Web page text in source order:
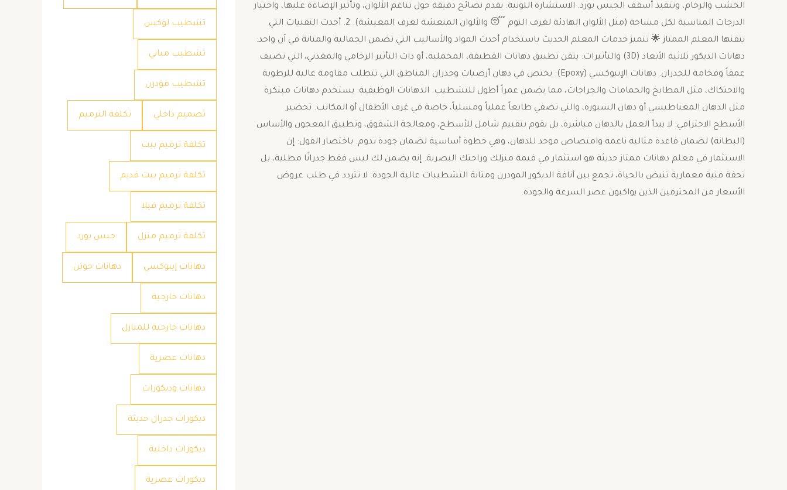
الخشب والرخام، وتنفيذ أسقف الجبس بورد. الاستشارة اللونية: يقدم نصائح دقيقة حول تناغم الألوان، وتأثير الإضاءة عليها، واختيار
الدرجات المناسبة لكل مساحة (مثل الألوان الهادئة لغرف النوم 😴 والألوان المنعشة لغرف المعيشة). ​2. أحدث التقنيات التي
يتقنها المعلم الممتاز 🌟 ​تتميز خدمات المعلم الحديث باستخدام أحدث المواد والأساليب التي تضمن الجمالية والمتانة في آن واحد: ​
دهانات الديكور ثلاثية الأبعاد (3D) والتأثيرات: يتقن تطبيق دهانات القطيفة، المخملية، أو ذات التأثير الرخامي والمعدني، التي تضيف
عمقاً وفخامة للجدران. دهانات الإيبوكسي (Epoxy): يختص في دهان أرضيات وجدران المناطق التي تتطلب مقاومة عالية للرطوبة
والاحتكاك، مثل المطابخ والحمامات والجراجات، مما يضمن عمراً أطول للتشطيب. ​الدهانات الوظيفية: يستخدم دهانات مبتكرة
مثل الدهان المغناطيسي أو دهان السبورة، والتي تضفي طابعاً عملياً ومسلياً، خاصة في غرف الأطفال أو المكاتب. تحضير
الأسطح الاحترافي: لا يبدأ العمل بالدهان مباشرة، بل يقوم بتقييم شامل للأسطح، ومعالجة الشقوق، وتطبيق المعجون والأساس
(البطانة) لضمان قاعدة مثالية ناعمة وامتصاص موحد للدهان، وهي خطوة أساسية لضمان جودة تدوم. باختصار القول: ​إن
الاستثمار في معلم دهانات ممتاز حديثة هو استثمار في قيمة منزلك وراحتك البصرية. إنه يضمن لك ليس فقط جدرانًا مطلية، بل
تحفة فنية معمارية تنبض بالحياة، تجمع بين أناقة الديكور المودرن ومتانة التشطيبات عالية الجودة. لا تتردد في طلب عروض
الأسعار من المحترفين الذين يواكبون عصر السرعة والجودة.
تشطيب لوكس
تشطيب مباني
تشطيب مودرن
تصميم داخلي تكلفة الترميم
تكلفة ترميم بيت
تكلفة ترميم بيت قديم
تكلفة ترميم فيلا
تكلفة ترميم منزل جبس بورد
دهانات إيبوكسي دهانات جوتن
دهانات خارجية
دهانات خارجية للمنازل
دهانات عصرية
دهانات وديكورات
ديكورات جدران حديثة
ديكورات داخلية
ديكورات عصرية